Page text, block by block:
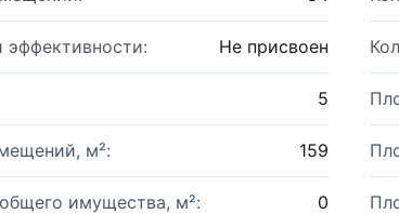
эффективности: Не присвоен
5
м²: 159
имущества, м²: 0